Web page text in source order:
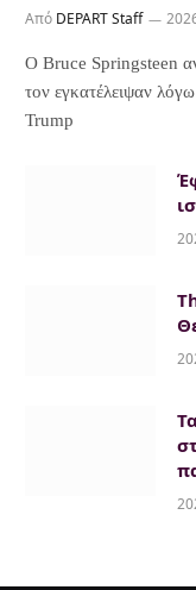
Από DEPART Staff
Ο Bruce Springsteen
τον εγκατέλειψαν
Trump